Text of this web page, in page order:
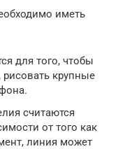
иметь
для того, чтобы
крупные
считаются
от того как
линия может